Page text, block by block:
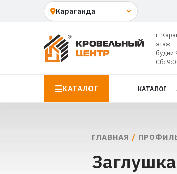
г.
этаж
будни
Сб:
КАТАЛОГ КАТАЛОГ
ГЛАВНАЯ /